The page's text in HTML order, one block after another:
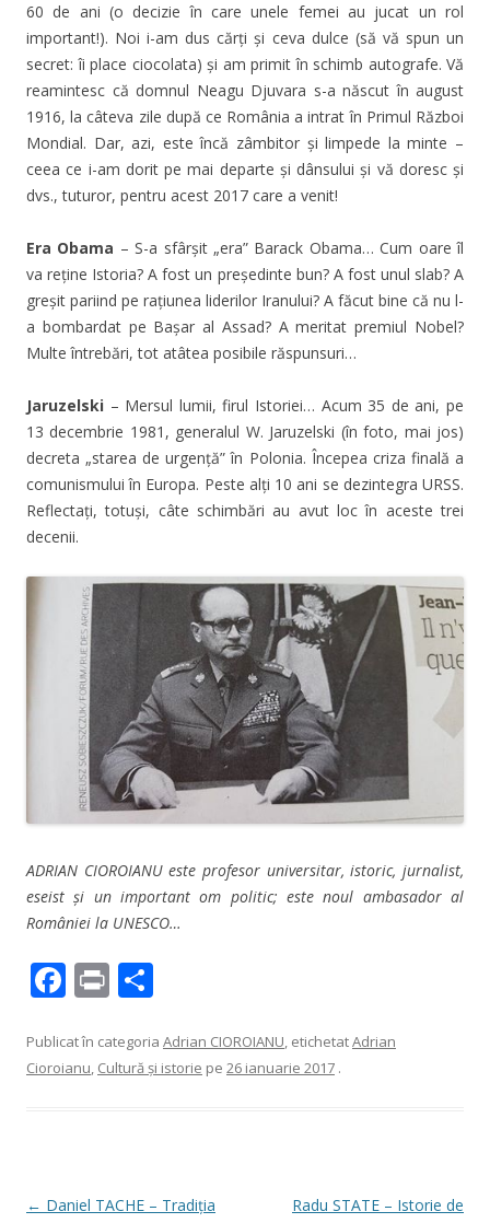
60 de ani (o decizie în care unele femei au jucat un rol
important!). Noi i-am dus cărți și ceva dulce (să vă spun un
secret: îi place ciocolata) și am primit în schimb autografe. Vă
reamintesc că domnul Neagu Djuvara s-a născut în august
1916, la câteva zile după ce România a intrat în Primul Război
Mondial. Dar, azi, este încă zâmbitor și limpede la minte –
ceea ce i-am dorit pe mai departe și dânsului și vă doresc și
dvs., tuturor, pentru acest 2017 care a venit!
Era Obama – S-a sfârșit „era” Barack Obama… Cum oare îl
va reține Istoria? A fost un președinte bun? A fost unul slab? A
greșit pariind pe rațiunea liderilor Iranului? A făcut bine că nu l-
a bombardat pe Bașar al Assad? A meritat premiul Nobel?
Multe întrebări, tot atâtea posibile răspunsuri…
Jaruzelski – Mersul lumii, firul Istoriei… Acum 35 de ani, pe
13 decembrie 1981, generalul W. Jaruzelski (în foto, mai jos)
decreta „starea de urgență” în Polonia. Începea criza finală a
comunismului în Europa. Peste alți 10 ani se dezintegra URSS.
Reflectați, totuși, câte schimbări au avut loc în aceste trei
decenii.
ADRIAN CIOROIANU este profesor universitar, istoric, jurnalist,
eseist și un important om politic; este noul ambasador al
României la UNESCO…
F
e
b
k
Pr
t ta
je
Publicat în categoria Adrian CIOROIANU, etichetatAdrian
Cioroianu, Cultură şi istorie pe 26 ianuarie 2017 .
Navigare
← Daniel TACHE – Tradiția Radu STATE – Istorie de